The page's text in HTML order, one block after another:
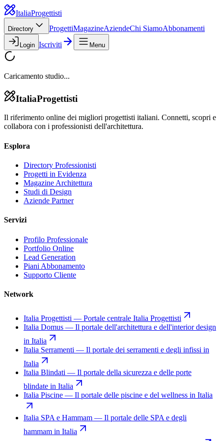
ItaliaProgettisti
Directory ProgettiMagazineAziendeChi SiamoAbbonamenti
Login Iscriviti Menu
Caricamento studio...
ItaliaProgettisti
Il riferimento online dei migliori progettisti italiani. Connetti, scopri e
collabora con i professionisti dell'architettura.
Esplora
Directory Professionisti
Progetti in Evidenza
Magazine Architettura
Studi di Design
Aziende Partner
Servizi
Profilo Professionale
Portfolio Online
Lead Generation
Piani Abbonamento
Supporto Cliente
Network
Italia Progettisti — Portale centrale Italia Progettisti
Italia Domus — Il portale dell'architettura e dell'interior design
in Italia
Italia Serramenti — Il portale dei serramenti e degli infissi in
Italia
Italia Blindati — Il portale della sicurezza e delle porte
blindate in Italia
Italia Piscine — Il portale delle piscine e del wellness in Italia
Italia SPA e Hammam — Il portale delle SPA e degli
hammam in Italia